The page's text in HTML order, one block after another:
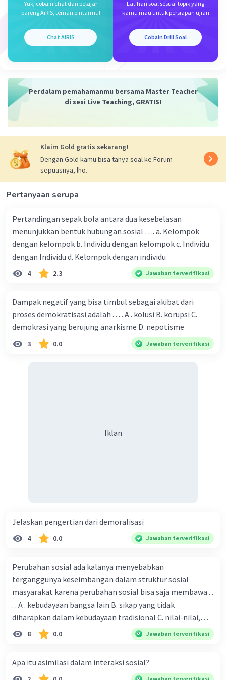
Dela A Community Level 92
Jawaban terverifikasi
pola konsumsi masyarakat, dimana hal tersebut
sangat erat kaitannya dengan aspek ekonomi
Beri Rating·5.0(1) Balas
Yuk, cobain chat dan belajar
bareng AiRIS, teman pintarmu!
Chat AiRIS
Latihan soal sesuai topik yang
kamu mau untuk persiapan ujian
Cobain Drill Soal
Perdalam pemahamanmu bersama Master Teacher
di sesi Live Teaching, GRATIS!
Klaim Gold gratis sekarang!
Dengan Gold kamu bisa tanya soal ke Forum
sepuasnya, lho.
Pertanyaan serupa
Pertandingan sepak bola antara dua kesebelasan
menunjukkan bentuk hubungan sosial …. a. Kelompok
dengan kelompok b. Individu dengan kelompok c. Individu
dengan Individu d. Kelompok dengan individu
4 2.3 Jawaban terverifikasi
Dampak negatif yang bisa timbul sebagai akibat dari
proses demokratisasi adalah . . . . A . kolusi B. korupsi C.
demokrasi yang berujung anarkisme D. nepotisme
3 0.0 Jawaban terverifikasi
Iklan
Jelaskan pengertian dari demoralisasi
4 0.0 Jawaban terverifikasi
Perubahan sosial ada kalanya menyebabkan
terganggunya keseimbangan dalam struktur sosial
masyarakat karena perubahan sosial bisa saja membawa . .
. . A . kebudayaan bangsa lain B. sikap yang tidak
diharapkan dalam kebudayaan tradisional C. nilai-nilai,
sikap, dan pola . perilaku yang berbeda D. tidak sesuai
dengan kebudayaan masyarakat setempat
8 0.0 Jawaban terverifikasi
Apa itu asimilasi dalam interaksi sosial?